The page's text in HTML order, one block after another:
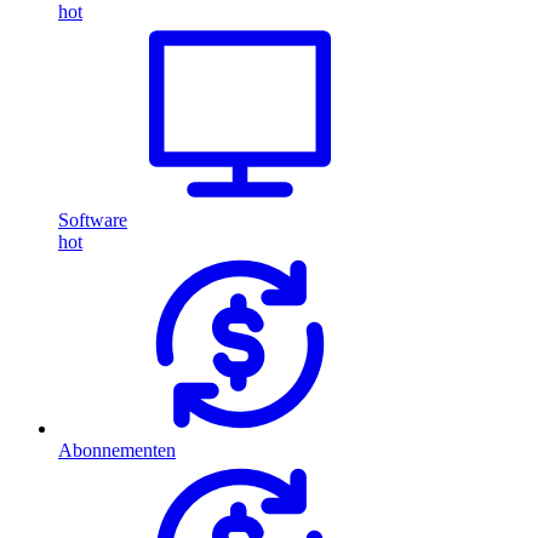
hot
Software
hot
Abonnementen